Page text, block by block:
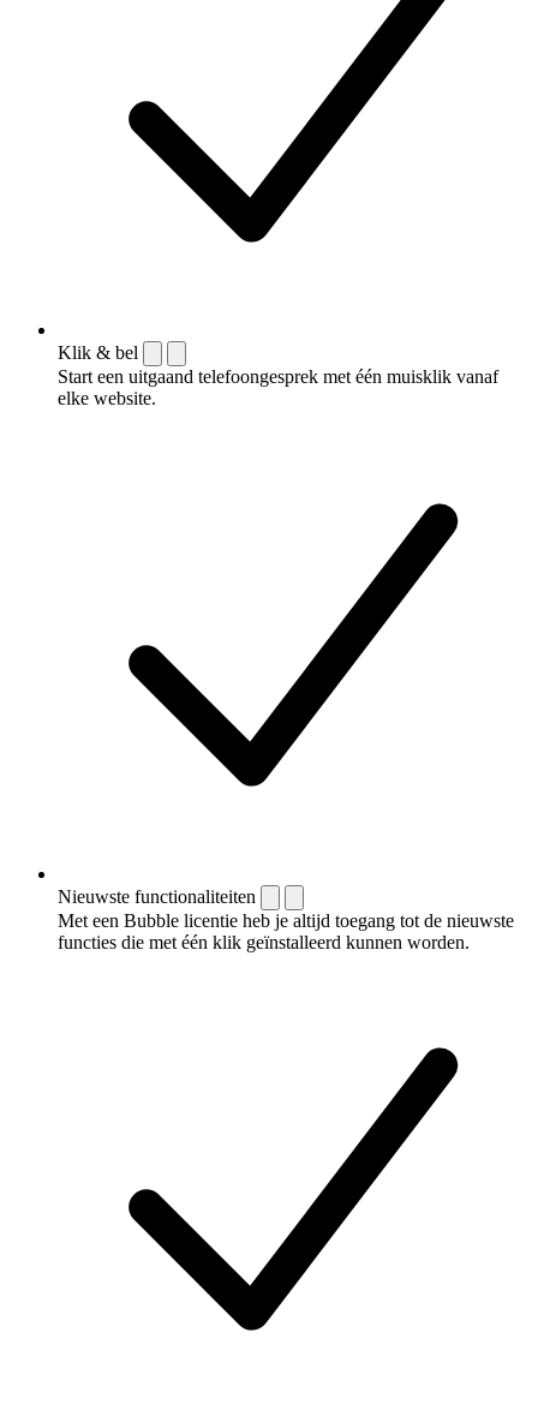
Klik & bel
Start een uitgaand telefoongesprek met één muisklik vanaf
elke website.
Nieuwste functionaliteiten
Met een Bubble licentie heb je altijd toegang tot de nieuwste
functies die met één klik geïnstalleerd kunnen worden.